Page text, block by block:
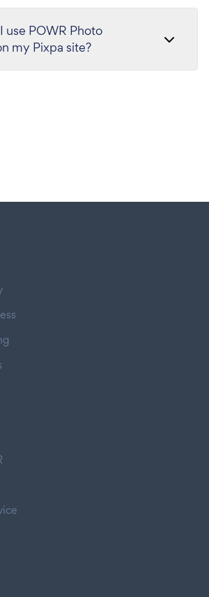
use POWR Photo
my Pixpa site?